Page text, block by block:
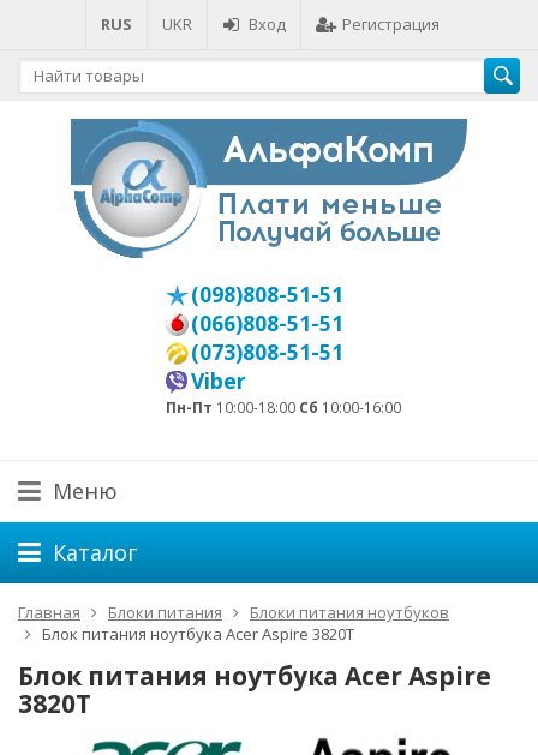
RUS UKR Вход Регистрация
(098)808-51-51
(066)808-51-51
(073)808-51-51
Viber
Пн-Пт 10:00-18:00 Сб 10:00-16:00
Меню
Каталог
Главная Блоки питания
Блоки питания ноутбуков
Блок питания ноутбука Acer Aspire 3820T
Блок питания ноутбука Acer Aspire
3820T